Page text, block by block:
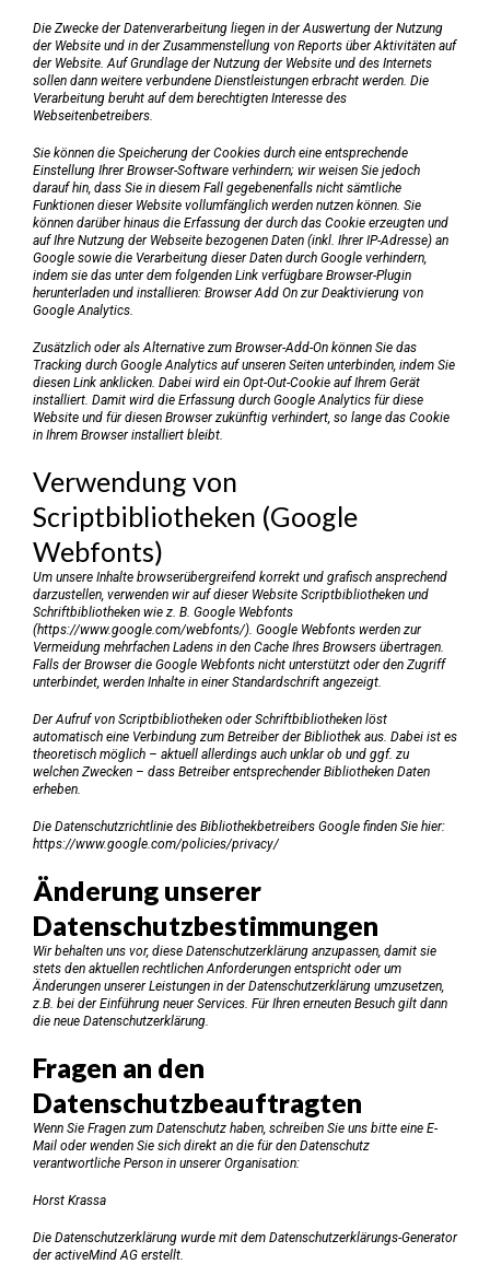
Die Zwecke der Datenverarbeitung liegen in der Auswertung der Nutzung
der Website und in der Zusammenstellung von Reports über Aktivitäten auf
der Website. Auf Grundlage der Nutzung der Website und des Internets
sollen dann weitere verbundene Dienstleistungen erbracht werden. Die
Verarbeitung beruht auf dem berechtigten Interesse des
Webseitenbetreibers.
Sie können die Speicherung der Cookies durch eine entsprechende
Einstellung Ihrer Browser-Software verhindern; wir weisen Sie jedoch
darauf hin, dass Sie in diesem Fall gegebenenfalls nicht sämtliche
Funktionen dieser Website vollumfänglich werden nutzen können. Sie
können darüber hinaus die Erfassung der durch das Cookie erzeugten und
auf Ihre Nutzung der Webseite bezogenen Daten (inkl. Ihrer IP-Adresse) an
Google sowie die Verarbeitung dieser Daten durch Google verhindern,
indem sie das unter dem folgenden Link verfügbare Browser-Plugin
herunterladen und installieren: Browser Add On zur Deaktivierung von
Google Analytics.
Zusätzlich oder als Alternative zum Browser-Add-On können Sie das
Tracking durch Google Analytics auf unseren Seiten unterbinden, indem Sie
diesen Link anklicken. Dabei wird ein Opt-Out-Cookie auf Ihrem Gerät
installiert. Damit wird die Erfassung durch Google Analytics für diese
Website und für diesen Browser zukünftig verhindert, so lange das Cookie
in Ihrem Browser installiert bleibt.
Verwendung von
Scriptbibliotheken (Google
Webfonts)
Um unsere Inhalte browserübergreifend korrekt und grafisch ansprechend
darzustellen, verwenden wir auf dieser Website Scriptbibliotheken und
Schriftbibliotheken wie z. B. Google Webfonts
(https://www.google.com/webfonts/). Google Webfonts werden zur
Vermeidung mehrfachen Ladens in den Cache Ihres Browsers übertragen.
Falls der Browser die Google Webfonts nicht unterstützt oder den Zugriff
unterbindet, werden Inhalte in einer Standardschrift angezeigt.
Der Aufruf von Scriptbibliotheken oder Schriftbibliotheken löst
automatisch eine Verbindung zum Betreiber der Bibliothek aus. Dabei ist es
theoretisch möglich – aktuell allerdings auch unklar ob und ggf. zu
welchen Zwecken – dass Betreiber entsprechender Bibliotheken Daten
erheben.
Die Datenschutzrichtlinie des Bibliothekbetreibers Google finden Sie hier:
https://www.google.com/policies/privacy/
Änderung unserer
Datenschutzbestimmungen
Wir behalten uns vor, diese Datenschutzerklärung anzupassen, damit sie
stets den aktuellen rechtlichen Anforderungen entspricht oder um
Änderungen unserer Leistungen in der Datenschutzerklärung umzusetzen,
z.B. bei der Einführung neuer Services. Für Ihren erneuten Besuch gilt dann
die neue Datenschutzerklärung.
Fragen an den
Datenschutzbeauftragten
Wenn Sie Fragen zum Datenschutz haben, schreiben Sie uns bitte eine E-
Mail oder wenden Sie sich direkt an die für den Datenschutz
verantwortliche Person in unserer Organisation:
Horst Krassa
Die Datenschutzerklärung wurde mit dem Datenschutzerklärungs-Generator
der activeMind AG erstellt.